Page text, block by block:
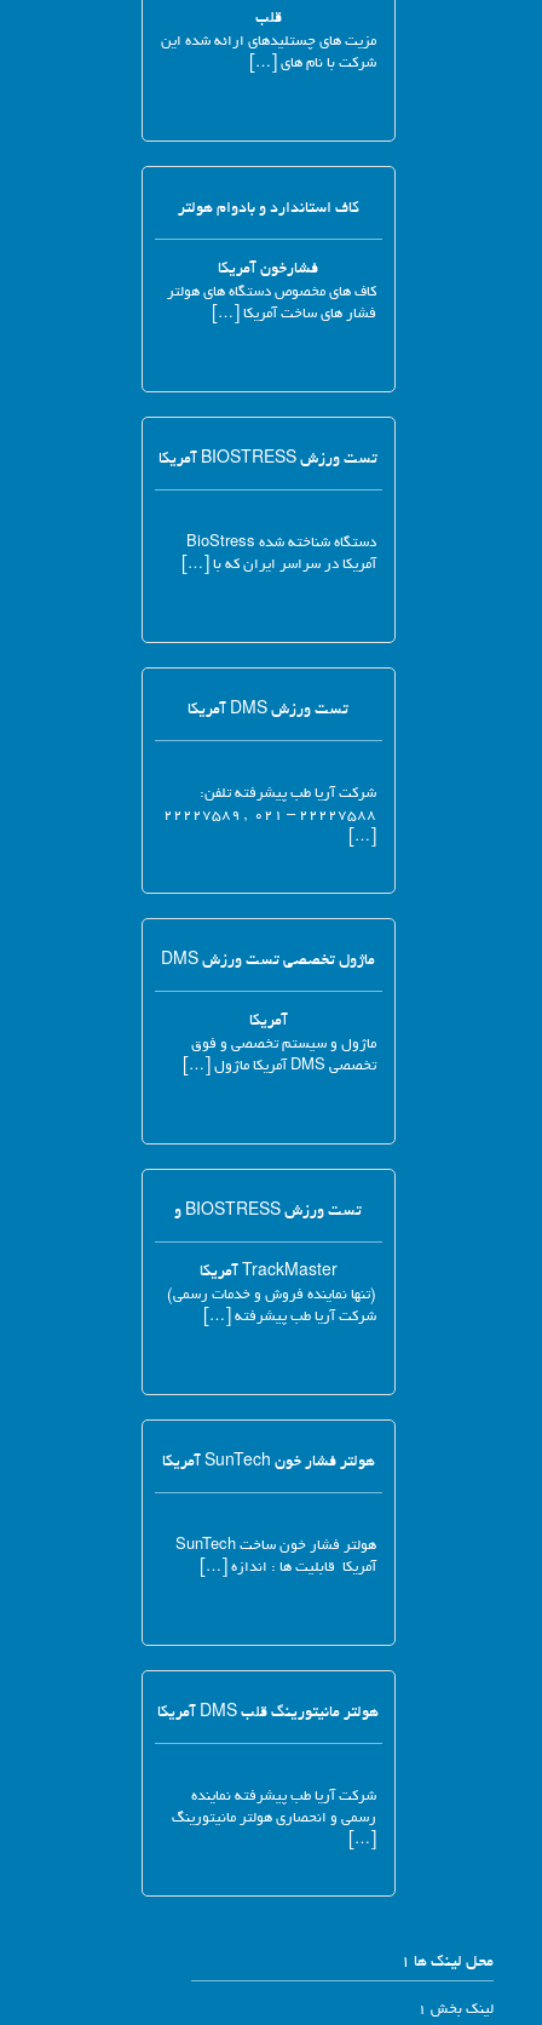
قلب
مزیت های چستلیدهای ارائه شده این
شرکت با نام های […]
کاف استاندارد و بادوام هولتر
فشارخون آمریکا
کاف های مخصوص دستگاه های هولتر
فشار های ساخت آمریکا […]
تست ورزش BIOSTRESS آمریکا
دستگاه شناخته شده BioStress
آمریکا در سراسر ایران که با […]
تست ورزش DMS آمریکا
شرکت آریا طب پیشرفته تلفن:
۲۲۲۲۷۵۸۸ – ۰۲۱ , ۲۲۲۲۷۵۸۹
[…]
ماژول تخصصی تست ورزش DMS
آمریکا
ماژول و سیستم تخصصی و فوق
تخصصی DMS آمریکا ماژول […]
تست ورزش BIOSTRESS و
TrackMaster آمریکا
(تنها نماینده فروش و خدمات رسمی)
شرکت آریا طب پیشرفته […]
هولتر فشار خون SunTech آمریکا
هولتر فشار خون ساخت SunTech
آمریکا قابلیت ها : اندازه […]
هولتر مانیتورینگ قلب DMS آمریکا
شرکت آریا طب پیشرفته نماینده
رسمی و انحصاری هولتر مانیتورینگ
[…]
محل لینک ها 1
لینک بخش 1